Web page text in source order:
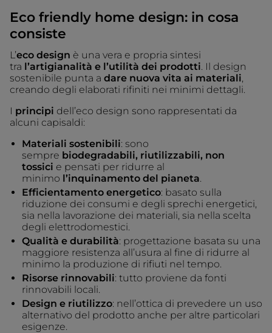
Eco friendly home design: in cosa
consiste
L’eco design è una vera e propria sintesi
tra l’artigianalità e l’utilità dei prodotti. Il design
sostenibile punta a dare nuova vita ai materiali
creando degli elaborati rifiniti nei minimi dettagli.
I principi dell’eco design sono rappresentati da
alcuni capisaldi:
Materiali sostenibili: sono
sempre biodegradabili, riutilizzabili, non
tossici e pensati per ridurre al
minimo l’inquinamento del pianeta.
Efficientamento energetico: basato sulla
riduzione dei consumi e degli sprechi energetici,
sia nella lavorazione dei materiali, sia nella scelta
degli elettrodomestici.
Qualità e durabilità: progettazione basata su una
maggiore resistenza all’usura al fine di ridurre al
minimo la produzione di rifiuti nel tempo.
Risorse rinnovabili: tutto proviene da fonti
rinnovabili locali.
Design e riutilizzo: nell’ottica di prevedere un uso
alternativo del prodotto anche per altre particolari
esigenze.